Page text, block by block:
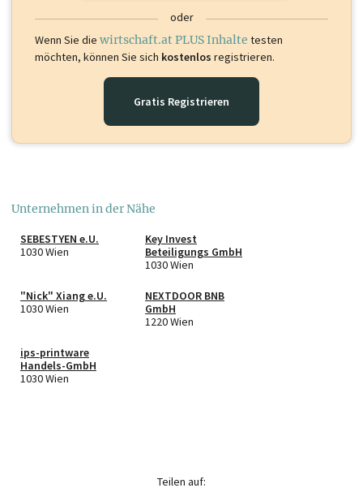
oder
Wenn Sie die wirtschaft.at PLUS Inhalte testen
möchten, können Sie sich kostenlos registrieren.
Gratis Registrieren
Unternehmen in der Nähe
SEBESTYEN e.U.
1030 Wien
Key Invest
Beteiligungs GmbH
1030 Wien
"Nick" Xiang e.U.
1030 Wien
NEXTDOOR BNB
GmbH
1220 Wien
ips-printware
Handels-GmbH
1030 Wien
Teilen auf: